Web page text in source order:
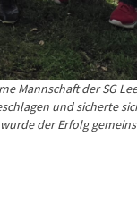
Mannschaft derSG
und sicherte
der Erfolg